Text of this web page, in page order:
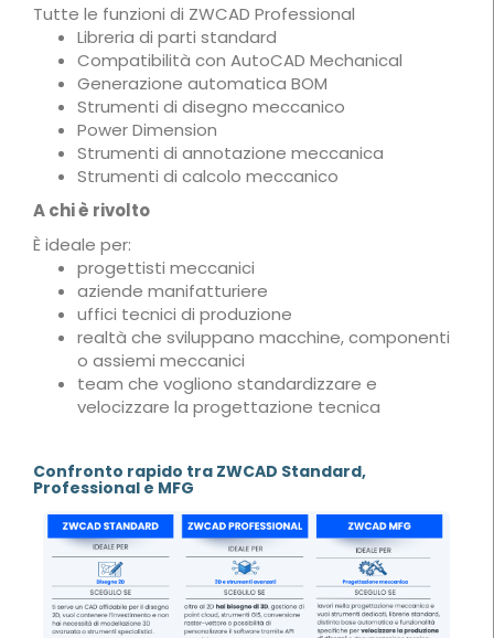
Tutte le funzioni di ZWCAD Professional
Libreria di parti standard
Compatibilità con AutoCAD Mechanical
Generazione automatica BOM
Strumenti di disegno meccanico
Power Dimension
Strumenti di annotazione meccanica
Strumenti di calcolo meccanico
A chi è rivolto
È ideale per:
progettisti meccanici
aziende manifatturiere
uffici tecnici di produzione
realtà che sviluppano macchine, componenti
o assiemi meccanici
team che vogliono standardizzare e
velocizzare la progettazione tecnica
Confronto rapido tra ZWCAD Standard,
Professional e MFG